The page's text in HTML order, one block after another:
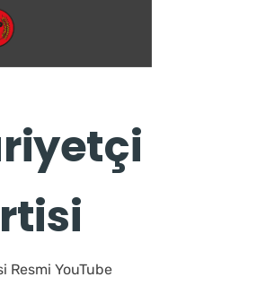
Resmi YouTube